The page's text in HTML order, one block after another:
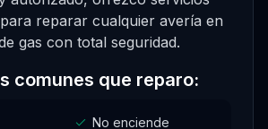
reparar cualquier avería en
gas con total seguridad.
comunes que reparo:
No enciende